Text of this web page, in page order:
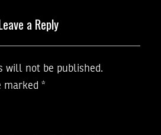
a Reply
will not be published.
marked *